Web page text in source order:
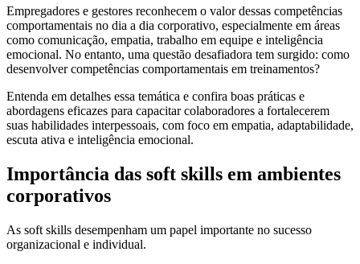
Empregadores e gestores reconhecem o valor dessas competências
comportamentais no dia a dia corporativo, especialmente em áreas
como comunicação, empatia, trabalho em equipe e inteligência
emocional. No entanto, uma questão desafiadora tem surgido: como
desenvolver competências comportamentais em treinamentos?
Entenda em detalhes essa temática e confira boas práticas e
abordagens eficazes para capacitar colaboradores a fortalecerem
suas habilidades interpessoais, com foco em empatia, adaptabilidade,
escuta ativa e inteligência emocional.
Importância das soft skills em ambientes
corporativos
As soft skills desempenham um papel importante no sucesso
organizacional e individual.